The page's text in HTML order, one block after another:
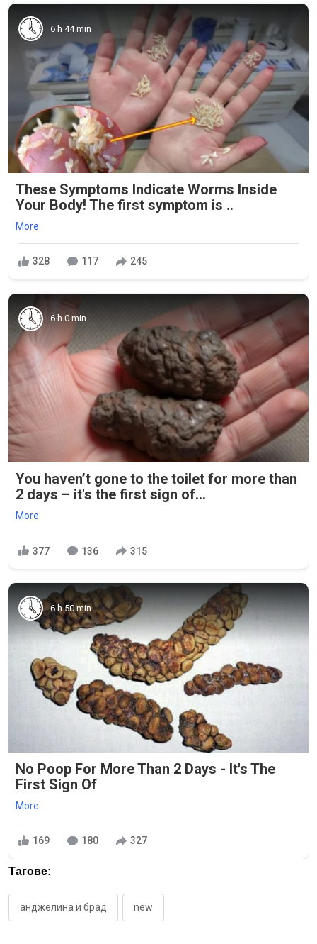
6 h 44 min
These Symptoms Indicate Worms Inside
Your Body! The first symptom is ..
More
328 117 245
6 h 0 min
You haven’t gone to the toilet for more than
2 days – it's the first sign of...
More
377 136 315
6 h 50 min
No Poop For More Than 2 Days - It's The
First Sign Of
More
169 180 327
Тагове:
анджелина и брад new